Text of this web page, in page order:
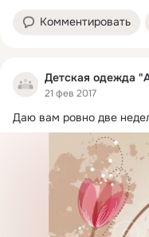
Комментировать
Детская одежда
21 фев 2017
Даю вам ровно две